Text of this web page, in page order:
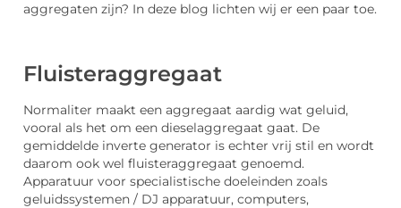
aggregaten zijn? In deze blog lichten wij er een paar toe.
Fluisteraggregaat
Normaliter maakt een aggregaat aardig wat geluid,
vooral als het om een dieselaggregaat gaat. De
gemiddelde inverte generator is echter vrij stil en wordt
daarom ook wel fluisteraggregaat genoemd.
Apparatuur voor specialistische doeleinden zoals
geluidssystemen / DJ apparatuur, computers,